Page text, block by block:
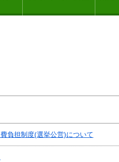
負担制度(選挙公営)について